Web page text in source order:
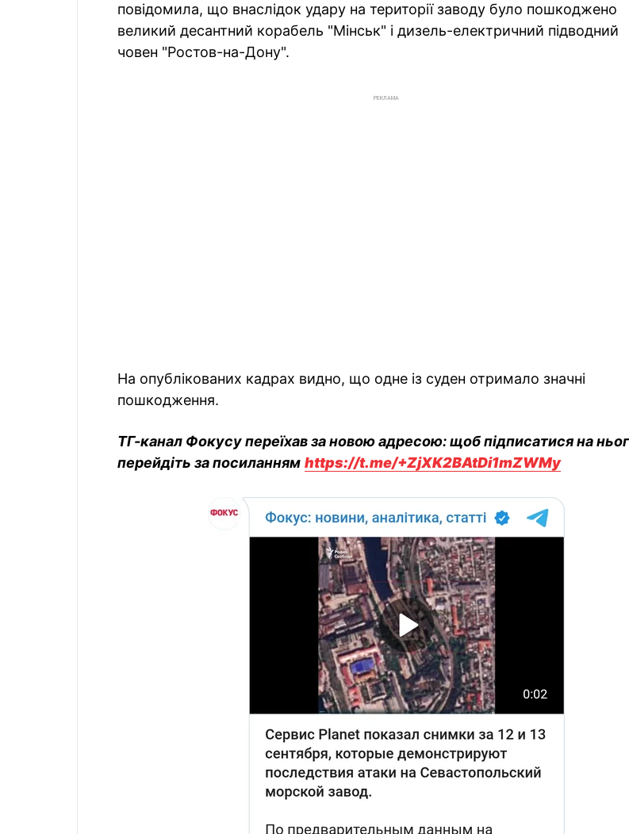
повідомила, що внаслідок удару на території заводу було пошкоджено
великий десантний корабель "Мінськ" і дизель-електричний підводний
човен "Ростов-на-Дону".
РЕКЛАМА
На опублікованих кадрах видно, що одне із суден отримало значні
пошкодження.
ТГ-канал Фокусу переїхав за новою адресою: щоб підписатися на
перейдіть за посиланням https://t.me/+ZjXK2BAtDi1mZWMy